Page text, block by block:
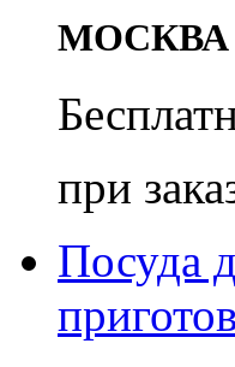
МОСКВА
при
Посуда